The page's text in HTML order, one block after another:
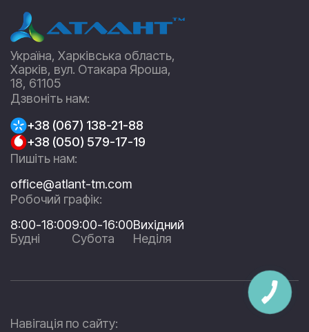
Україна, Харківська область,
Харків, вул. Отакара Яроша,
18, 61105
Дзвоніть нам:
+38 (067) 138-21-88
+38 (050) 579-17-19
Пишіть нам:
office@atlant-tm.com
Робочий графік:
8:00-18:00
Будні
9:00-16:00
Субота
Вихідний
Неділя
Навігація по сайту: